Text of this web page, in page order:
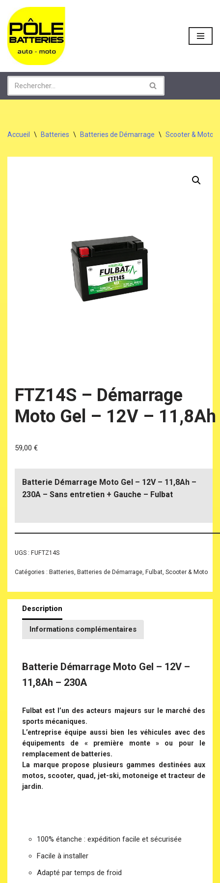
Aller
au
contenu
Accueil \ Batteries \ Batteries de Démarrage \ Scooter & Moto
FTZ14S – Démarrage
Moto Gel – 12V – 11,8Ah
59,00 €
Batterie Démarrage Moto Gel – 12V – 11,8Ah –
230A – Sans entretien + Gauche – Fulbat
UGS : FUFTZ14S
Catégories : Batteries Batteries de Démarrage Fulbat Scooter & Moto
Description
Informations complémentaires
Batterie Démarrage Moto Gel – 12V –
11,8Ah – 230A
Fulbat est l’un des acteurs majeurs sur le marché des
sports mécaniques.
L’entreprise équipe aussi bien les véhicules avec des
équipements de « première monte » ou pour le
remplacement de batteries.
La marque propose plusieurs gammes destinées aux
motos, scooter, quad, jet-ski, motoneige et tracteur de
jardin.
100% étanche : expédition facile et sécurisée
Facile à installer
Adapté par temps de froid